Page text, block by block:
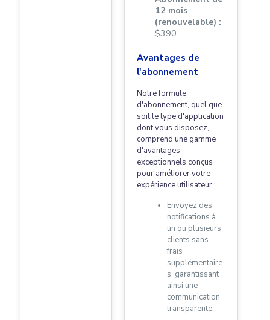
12 mois
(renouvelable) :
$390
Avantages de
l'abonnement
Notre formule
d'abonnement, quel que
soit le type d'application
dont vous disposez,
comprend une gamme
d'avantages
exceptionnels conçus
pour améliorer votre
expérience utilisateur :
Envoyez des
notifications à
un ou plusieurs
clients sans
frais
supplémentaire
s, garantissant
ainsi une
communication
transparente.